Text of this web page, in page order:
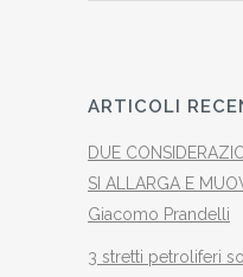
ARTICOLI
DUE
SI ALLARGA E
Giacomo Prandelli
3 stretti petroliferi